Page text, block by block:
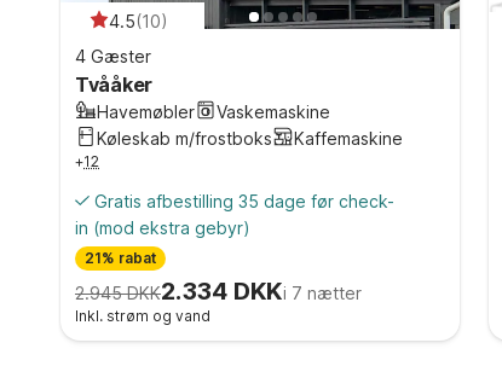
4.5(10)
4 Gæster
Tvååker
Havemøbler
Vaskemaskine
Køleskab m/frostboks
Kaffemaskine
+12
Gratis afbestilling 35 dage før check-
in (mod ekstra gebyr)
21% rabat
2.945 DKK2.334 DKKi 7 nætter
Inkl. strøm og vand